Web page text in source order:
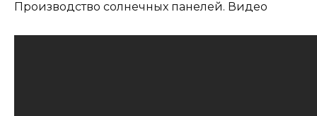
Производство солнечных панелей. Видео